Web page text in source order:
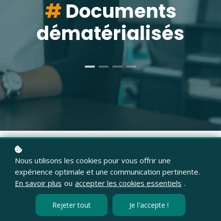
# Documents
dématérialisés
# Rappels et
notifications
#Sous-traitants,
intervenants
Tableaux de bord
vous des
tâches
Nous utilisons les cookies pour vous offrir une
expérience optimale et une communication pertinente.
En savoir plus ou accepter les cookies essentiels .
Rejeter tout Je l'accepte !